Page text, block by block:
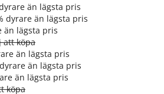
än lägsta pris
dyrare än lägsta pris
än lägsta pris
att köpa
än lägsta pris
än lägsta pris
än lägsta pris
köpa